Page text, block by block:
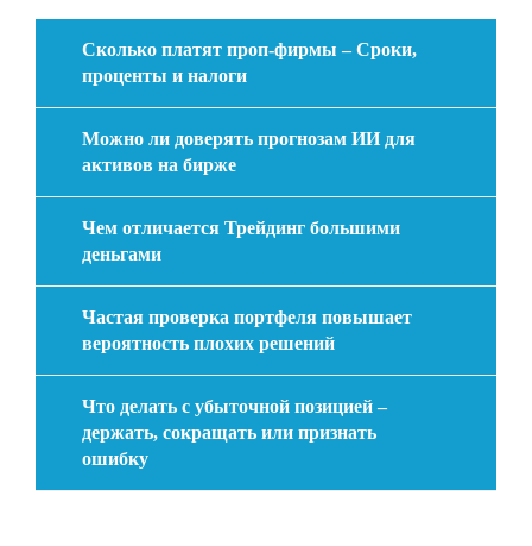
Сколько платят проп-фирмы – Сроки,
проценты и налоги
Можно ли доверять прогнозам ИИ для
активов на бирже
Чем отличается Трейдинг большими
деньгами
Частая проверка портфеля повышает
вероятность плохих решений
Что делать с убыточной позицией –
держать, сокращать или признать
ошибку